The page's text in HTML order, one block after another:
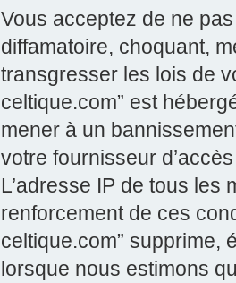
Vous acceptez de ne
diffamatoire, choquant,
transgresser les lois de
celtique.com” est
mener à un
votre fournisseur
L’adresse IP de tous
renforcement de ces
celtique.com” supprime,
lorsque nous estimons